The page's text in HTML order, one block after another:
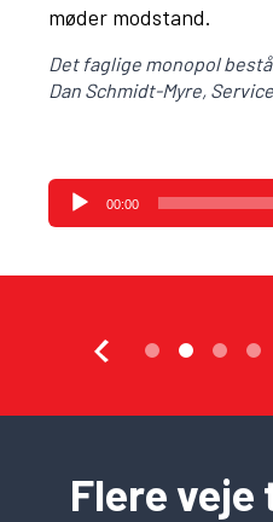
møder modstand.
Det faglige monopol
Dan Schmidt-Myre,
00:00
Flere veje